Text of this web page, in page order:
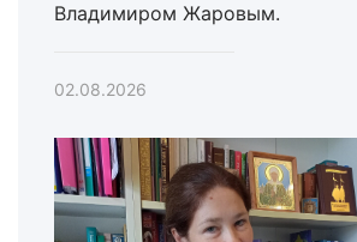
Владимиром Жаровым.
02.08.2026